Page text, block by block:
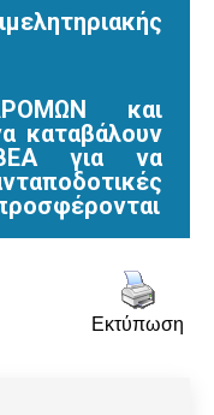
και
καταβάλουν
για να
Εκτύπωση